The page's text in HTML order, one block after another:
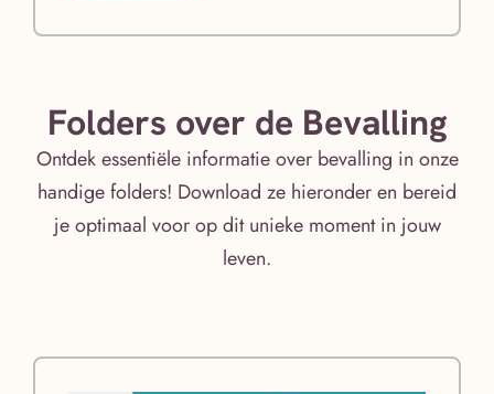
Folders over de Bevalling
Ontdek essentiële informatie over bevalling in onze
handige folders! Download ze hieronder en bereid
je optimaal voor op dit unieke moment in jouw
leven.